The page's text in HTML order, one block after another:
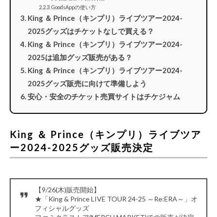
GoodsAppの使い方
King ＆ Prince（キンプリ）ライブツアー2024-
2025グッズはチケットなしで買える？
King ＆ Prince（キンプリ）ライブツアー2024-
2025は追加グッズ販売がある？
King ＆ Prince（キンプリ）ライブツアー2024-
2025グッズ販売に向けて準備しよう
安心・安全のチケット売買サイトはチケジャム
King ＆ Prince（キンプリ）ライブツア
ー2024-2025グッズ販売決定
【9/26(木)販売開始】
★「King & Prince LIVE TOUR 24-25 ～Re:ERA～」オ
フィシャルグッズ